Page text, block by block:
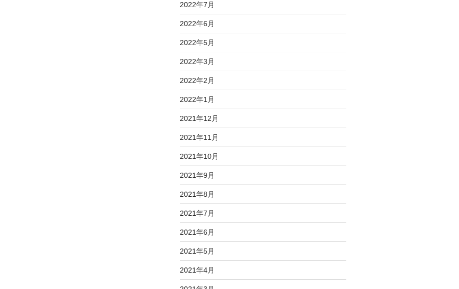
2022年7月
2022年6月
2022年5月
2022年3月
2022年2月
2022年1月
2021年12月
2021年11月
2021年10月
2021年9月
2021年8月
2021年7月
2021年6月
2021年5月
2021年4月